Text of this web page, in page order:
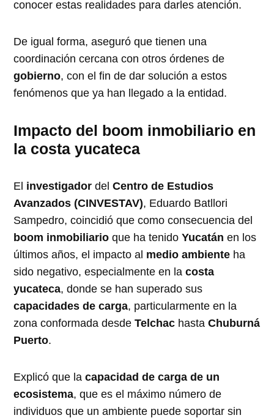
conocer estas realidades para darles atención.
De igual forma, aseguró que tienen una
coordinación cercana con otros órdenes de
gobierno, con el fin de dar solución a estos
fenómenos que ya han llegado a la entidad.
Impacto del boom inmobiliario en
la costa yucateca
El investigador delCentro de Estudios
Avanzados (CINVESTAV), Eduardo Batllori
Sampedro, coincidió que como consecuencia del
boom inmobiliario que ha tenidoYucatán en los
últimos años, el impacto al medio ambiente ha
sido negativo, especialmente en lacosta
yucateca, donde se han superado sus
capacidades de carga, particularmente en la
zona conformada desdeTelchac hastaChuburná
Puerto.
Explicó que lacapacidad de carga de un
ecosistema, que es el máximo número de
individuos que un ambiente puede soportar sin